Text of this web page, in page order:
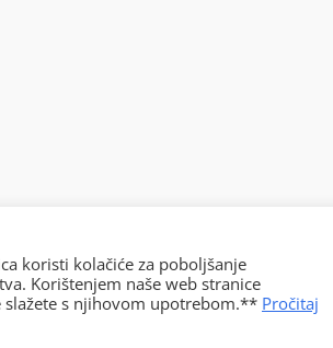
koristi kolačiće za poboljšanje
Korištenjem naše web stranice
slažete s njihovom upotrebom.** Pročitaj